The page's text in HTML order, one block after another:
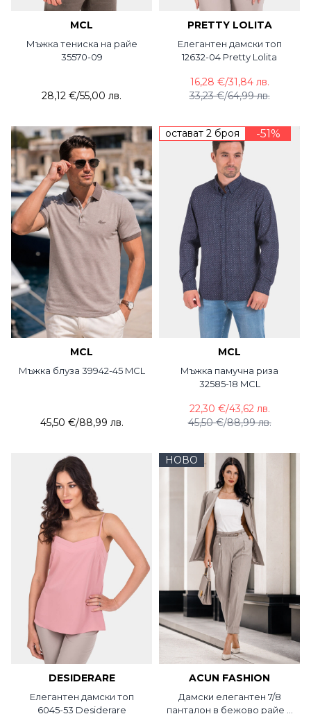
MCL
Мъжка тениска на райе
35570-09
28,12 €/55,00 лв.
PRETTY LOLITA
Елегантен дамски топ
12632-04 Pretty Lolita
33,23 €/64,99 лв.
16,28 €/31,84 лв.
MCL
Мъжка блуза 39942-45 MCL
45,50 €/88,99 лв.
остават 2 броя -51%
MCL
Мъжка памучна риза
32585-18 MCL
45,50 €/88,99 лв.
22,30 €/43,62 лв.
DESIDERARE
Елегантен дамски топ
6045-53 Desiderare
НОВО
ACUN FASHION
Дамски елегантен 7/8
панталон в бежово райе с